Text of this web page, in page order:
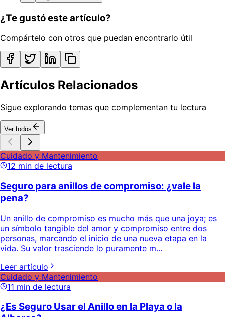
¿Te gustó este artículo?
Compártelo con otros que puedan encontrarlo útil
Artículos Relacionados
Sigue explorando temas que complementan tu lectura
Ver todos
Cuidado y Mantenimiento
12 min de lectura
Seguro para anillos de compromiso: ¿vale la
pena?
Un anillo de compromiso es mucho más que una joya; es
un símbolo tangible del amor y compromiso entre dos
personas, marcando el inicio de una nueva etapa en la
vida. Su valor trasciende lo puramente m...
Leer artículo
Cuidado y Mantenimiento
11 min de lectura
¿Es Seguro Usar el Anillo en la Playa o la